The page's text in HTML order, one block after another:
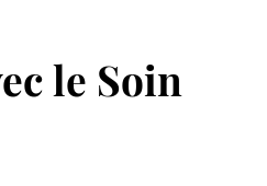
le Soin